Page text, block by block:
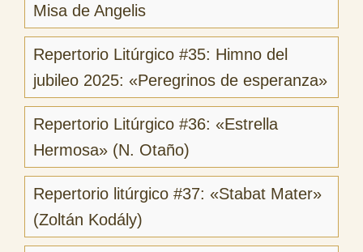
Misa de Angelis
Repertorio Litúrgico #35: Himno del
jubileo 2025: «Peregrinos de esperanza»
Repertorio Litúrgico #36: «Estrella
Hermosa» (N. Otaño)
Repertorio litúrgico #37: «Stabat Mater»
(Zoltán Kodály)